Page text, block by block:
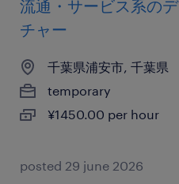
流通・サービス系の
チャー
千葉県浦安市, 千葉県
temporary
¥1450.00 per hour
posted 29 june 2026